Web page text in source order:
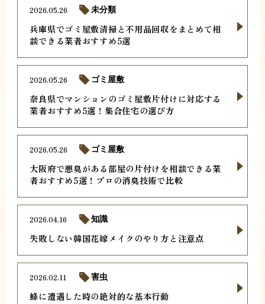
兵庫県でゴミ屋敷清掃と不用品回収をまとめて相
談できる業者おすすめ5選
2026.05.26 未分類
奈良県でマンションのゴミ屋敷片付けに対応する
業者おすすめ5選！集合住宅の選び方
2026.05.26 ゴミ屋敷
大阪府で悪臭がある部屋の片付けを相談できる業
者おすすめ5選！プロの消臭技術で比較
2026.05.26 ゴミ屋敷
失敗しない韓国花嫁メイクのやり方と注意点
2026.04.16 知識
蜂に遭遇した時の絶対的な基本行動
2026.02.11 害虫